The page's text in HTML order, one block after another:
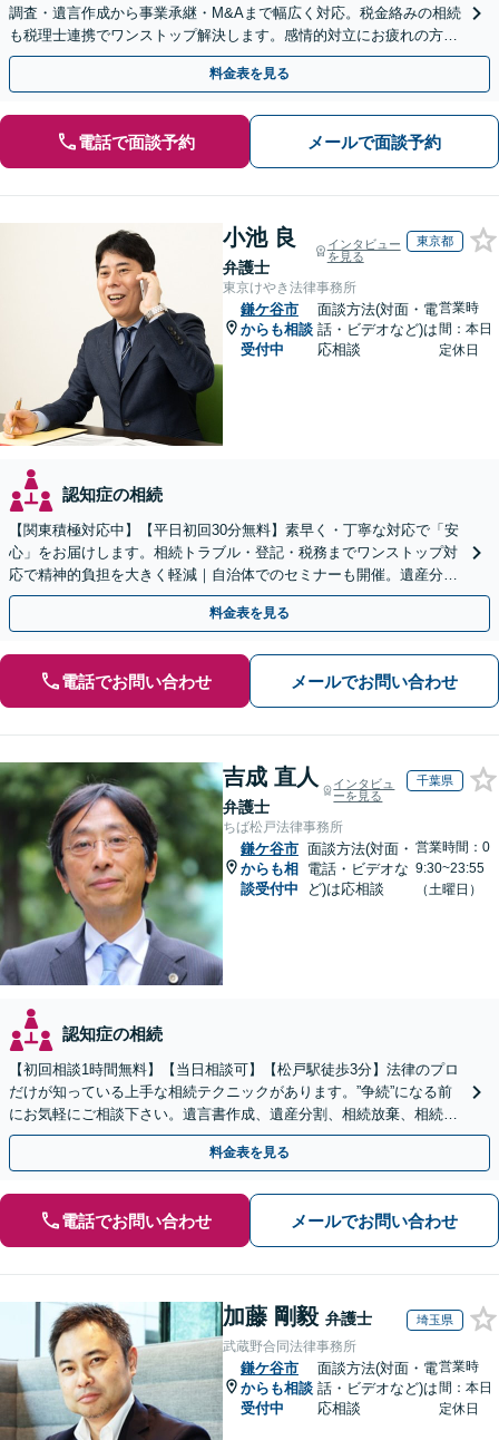
調査・遺言作成から事業承継・M&Aまで幅広く対応。税金絡みの相続
も税理士連携でワンストップ解決します。感情的対立にお疲れの方や
紛争予防をご検討の方も、お気軽にご相談ください。
料金表を見る
電話で面談予約 メールで面談予約
小池 良
弁護士
インタビュー
を見る
東京都
東京けやき法律事務所
鎌ケ谷市
からも相談
受付中
面談方法(対面・電
話・ビデオなど)は
応相談
営業時
間：本日
定休日
認知症の相続
【関東積極対応中】【平日初回30分無料】素早く・丁寧な対応で「安
心」をお届けします。相続トラブル・登記・税務までワンストップ対
応で精神的負担を大きく軽減｜自治体でのセミナーも開催。遺産分
割・放棄などまずはお気軽にご相談ください【通知税理士】
料金表を見る
電話でお問い合わせ メールでお問い合わせ
吉成 直人
弁護士
インタビュ
ーを見る
千葉県
ちば松戸法律事務所
鎌ケ谷市
からも相
談受付中
面談方法(対面・
電話・ビデオな
ど)は応相談
営業時間：0
9:30~23:55
（土曜日）
認知症の相続
【初回相談1時間無料】【当日相談可】【松戸駅徒歩3分】法律のプロ
だけが知っている上手な相続テクニックがあります。”争続”になる前
にお気軽にご相談下さい。遺言書作成、遺産分割、相続放棄、相続税
のことなど弁護経験豊富です。
料金表を見る
電話でお問い合わせ メールでお問い合わせ
加藤 剛毅 弁護士 埼玉県
武蔵野合同法律事務所
鎌ケ谷市
からも相談
受付中
面談方法(対面・電
話・ビデオなど)は
応相談
営業時
間：本日
定休日